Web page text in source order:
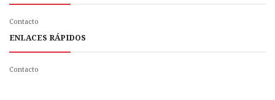
Contacto
ENLACES RÁPIDOS
Contacto